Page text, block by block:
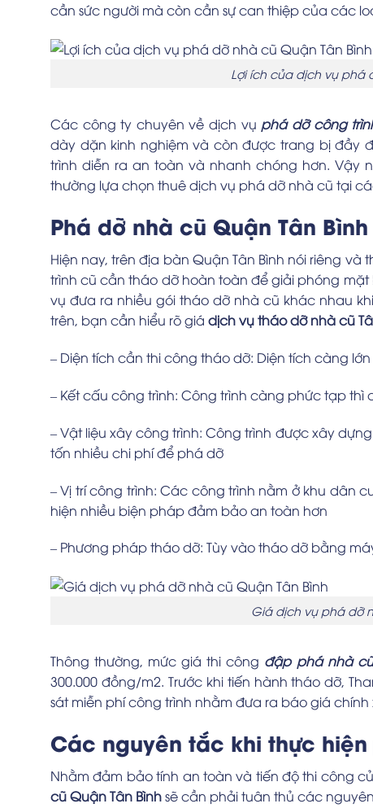
cần sức người mà còn cần sự can thiệp của các
Lợi ích của dịch vụ phá
Các công ty chuyên về dịch vụ phá dỡ công
dày dặn kinh nghiệm và còn được trang bị đầy
trình diễn ra an toàn và nhanh chóng hơn. Vậy
thường lựa chọn thuê dịch vụ phá dỡ nhà cũ tại
Phá dỡ nhà cũ Quận Tân
Hiện nay, trên địa bàn Quận Tân Bình nói riêng
trình cũ cần tháo dỡ hoàn toàn để giải phóng
vụ đưa ra nhiều gói tháo dỡ nhà cũ khác nhau
trên, bạn cần hiểu rõ giá dịch vụ tháo dỡ nhà cũ
– Diện tích cần thi công tháo dỡ: Diện tích càng
– Kết cấu công trình: Công trình càng phức tạp
– Vật liệu xây công trình: Công trình được xây
tốn nhiều chi phí để phá dỡ
– Vị trí công trình: Các công trình nằm ở khu dân
hiện nhiều biện pháp đảm bảo an toàn hơn
– Phương pháp tháo dỡ: Tùy vào tháo dỡ bằng
Giá dịch vụ phá dỡ
Thông thường, mức giá thi công đập phá nhà
300.000 đồng/m2. Trước khi tiến hành tháo dỡ,
sát miễn phí công trình nhằm đưa ra báo giá
Các nguyên tắc khi thực
Nhằm đảm bảo tính an toàn và tiến độ thi công
cũ Quận Tân Bìnhsẽ cần phải tuân thủ các